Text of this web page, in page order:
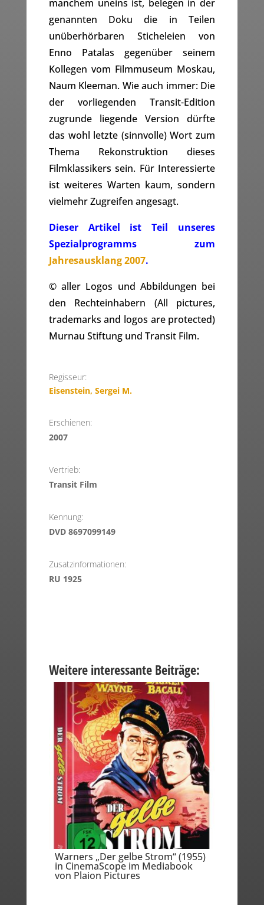
manchem uneins ist, belegen in der
genannten Doku die in Teilen
unüberhörbaren Sticheleien von
Enno Patalas gegenüber seinem
Kollegen vom Filmmuseum Moskau,
Naum Kleeman. Wie auch immer: Die
der vorliegenden Transit-Edition
zugrunde liegende Version dürfte
das wohl letzte (sinnvolle) Wort zum
Thema Rekonstruktion dieses
Filmklassikers sein. Für Interessierte
ist weiteres Warten kaum, sondern
vielmehr Zugreifen angesagt.
Dieser Artikel ist Teil unseres
Spezialprogramms zum
Jahresausklang 2007.
© aller Logos und Abbildungen bei
den Rechteinhabern (All pictures,
trademarks and logos are protected)
Murnau Stiftung und Transit Film.
Regisseur:
Eisenstein, Sergei M.
Erschienen:
2007
Vertrieb:
Transit Film
Kennung:
DVD 8697099149
Zusatzinformationen:
RU 1925
Weitere interessante Beiträge:
Warners „Der gelbe Strom“ (1955)
in CinemaScope im Mediabook
von Plaion Pictures